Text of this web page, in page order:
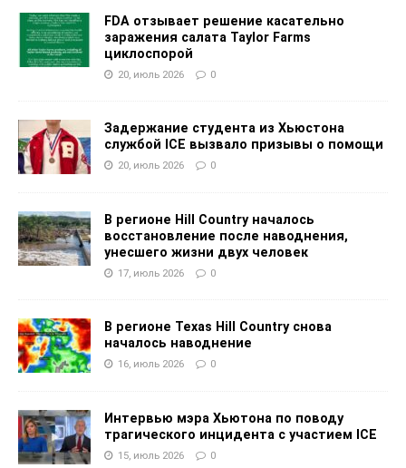
FDA отзывает решение касательно
заражения салата Taylor Farms
циклоспорой
20, июль 2026 0
Задержание студента из Хьюстона
службой ICE вызвало призывы о помощи
20, июль 2026 0
В регионе Hill Country началось
восстановление после наводнения,
унесшего жизни двух человек
17, июль 2026 0
В регионе Texas Hill Country снова
началось наводнение
16, июль 2026 0
Интервью мэра Хьютона по поводу
трагического инцидента с участием ICE
15, июль 2026 0